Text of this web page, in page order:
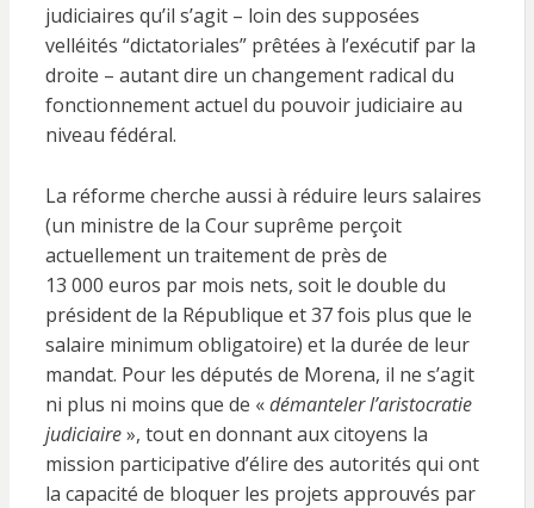
judiciaires qu’il s’agit – loin des supposées
velléités “dictatoriales” prêtées à l’exécutif par la
droite – autant dire un changement radical du
fonctionnement actuel du pouvoir judiciaire au
niveau fédéral.
La réforme cherche aussi à réduire leurs salaires
(un ministre de la Cour suprême perçoit
actuellement un traitement de près de
13 000 euros par mois nets, soit le double du
président de la République et 37 fois plus que le
salaire minimum obligatoire) et la durée de leur
mandat. Pour les députés de Morena, il ne s’agit
ni plus ni moins que de «démanteler l’aristocratie
judiciaire», tout en donnant aux citoyens la
mission participative d’élire des autorités qui ont
la capacité de bloquer les projets approuvés par